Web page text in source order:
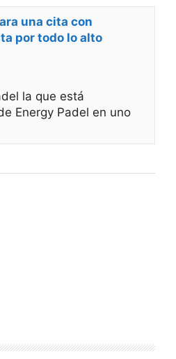
una cita con
por todo lo alto
la que está
Energy Padel en uno